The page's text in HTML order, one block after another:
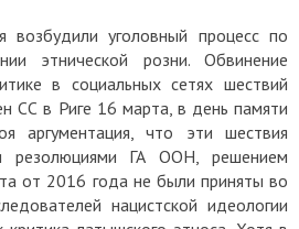
уголовный процесс по
этнической розни. Обвинение
в социальных сетях шествий
СС в Риге 16 марта, в день памяти
аргументация, что эти шествия
резолюциями ГА ООН, решением
от 2016 года не были приняты во
нацистской идеологии